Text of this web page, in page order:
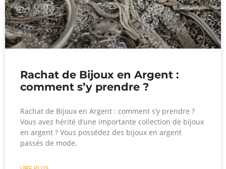
Rachat de Bijoux en Argent :
comment s’y prendre ?
Rachat de Bijoux en Argent : comment s’y prendre ?
Vous avez hérité d’une importante collection de bijoux
en argent ? Vous possédez des bijoux en argent
passés de mode,